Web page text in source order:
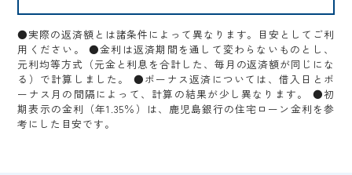
●実際の返済額とは諸条件によって異なります。目安としてご利
用ください。 ●金利は返済期間を通して変わらないものとし、
元利均等方式（元金と利息を合計した、毎月の返済額が同じにな
る）で計算しました。 ●ボーナス返済については、借入日とボ
ーナス月の間隔によって、計算の結果が少し異なります。 ●初
期表示の金利（年1.35％）は、鹿児島銀行の住宅ローン金利を参
考にした目安です。